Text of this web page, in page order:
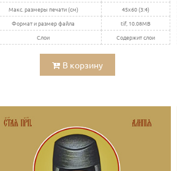
Макс. размеры печати (см)
45x60 (3:4)
Формат и размер файла
tif, 10.08MB
Слои
Содержит слои
В корзину